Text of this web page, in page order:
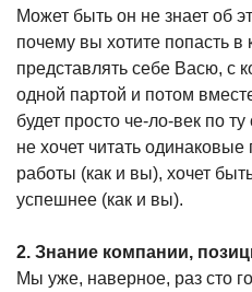
Может быть он не знает об
почему вы хотите попасть
представлять себе Васю, с
одной партой и потом
будет просто че-ло-век по
не хочет читать
работы (как и вы), хочет
успешнее (как и вы).
2. Знание компании,
Мы уже, наверное, раз сто